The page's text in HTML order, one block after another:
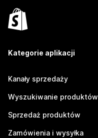
Kategorie aplikacji
Kanały sprzedaży
Wyszukiwanie produktów
Sprzedaż produktów
Zamówienia i wysyłka